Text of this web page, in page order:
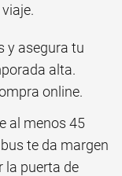
y asegura tu
alta.
online.
al menos 45
te da margen
la puerta de